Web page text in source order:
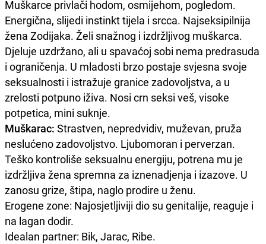
Muškarce privlači hodom, osmijehom, pogledom.
Energična, slijedi instinkt tijela i srcca. Najseksipilnija
žena Zodijaka. Želi snažnog i izdržljivog muškarca.
Djeluje uzdržano, ali u spavaćoj sobi nema predrasuda
i ograničenja. U mladosti brzo postaje svjesna svoje
seksualnosti i istražuje granice zadovoljstva, a u
zrelosti potpuno iživa. Nosi crn seksi veš, visoke
potpetica, mini suknje.
Muškarac: Strastven, nepredvidiv, muževan, pruža
neslućeno zadovoljstvo. Ljubomoran i perverzan.
Teško kontroliše seksualnu energiju, potrena mu je
izdržljiva žena spremna za iznenadjenja i izazove. U
zanosu grize, štipa, naglo prodire u ženu.
Erogene zone: Najosjetljiviji dio su genitalije, reaguje i
na lagan dodir.
Idealan partner: Bik, Jarac, Ribe.